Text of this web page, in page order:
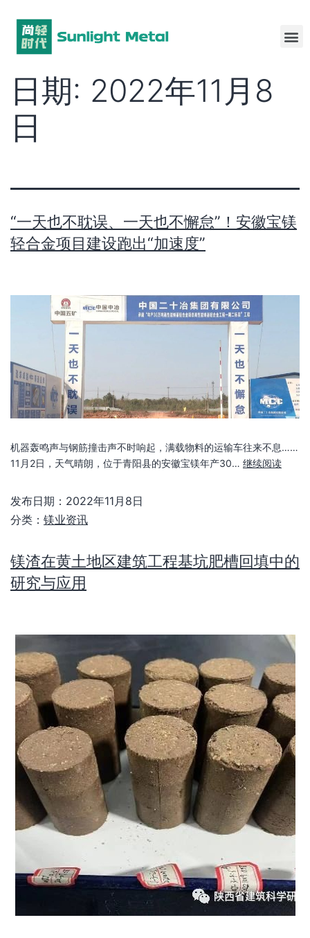
日期: 2022年11月8
日
“一天也不耽误、一天也不懈怠”！安徽宝镁
轻合金项目建设跑出“加速度”
机器轰鸣声与钢筋撞击声不时响起，满载物料的运输车往来不息……
11月2日，天气晴朗，位于青阳县的安徽宝镁年产30… 继续阅读
发布日期： 2022年11月8日
分类： 镁业资讯
镁渣在黄土地区建筑工程基坑肥槽回填中的
研究与应用